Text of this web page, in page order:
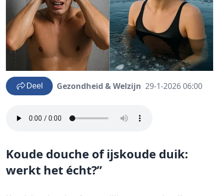
Deel Gezondheid & Welzijn 29-1-2026 06:00
Koude douche of ijskoude duik:
werkt het écht?”